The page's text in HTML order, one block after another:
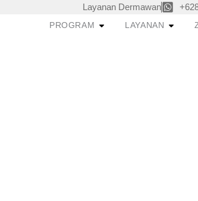
Layanan Dermawan
PROGRAM Open PROGRAM
LAYANAN Open